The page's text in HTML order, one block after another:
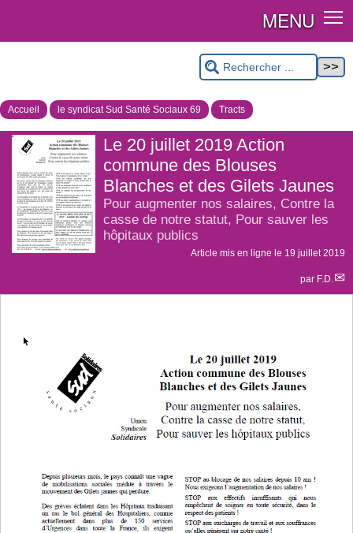
MENU
Accueil le syndicat Sud Santé Sociaux 69 Tracts
Le 20 juillet 2019 Action
commune des Blouses
Blanches et des Gilets Jaunes
Pour augmenter nos salaires, Contre la
casse de notre statut, Pour sauver les
hôpitaux publics
Article mis en ligne le 19 juillet 2019
par F.D.